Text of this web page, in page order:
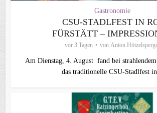
Gastronomie
CSU-STADLFEST IN
FÜRSTÄTT –
vor 3 Tagen von Anton
Am Dienstag, 4. August fand bei
das traditionelle CSU-Stadlfest